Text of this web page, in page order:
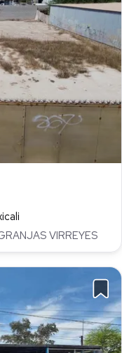
VIRREYES